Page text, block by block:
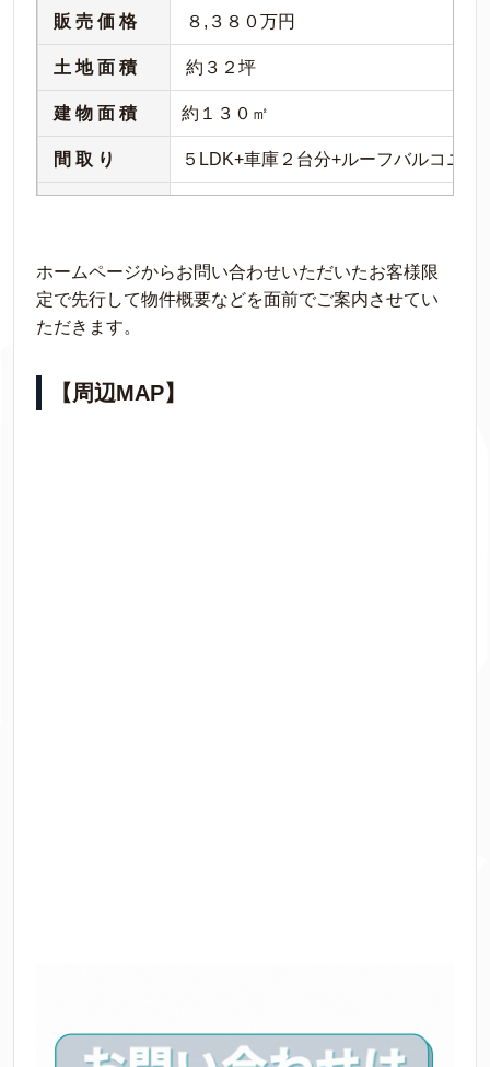
販 売 価 格 ８,３８０万円
土 地 面 積 約３２坪
建 物 面 積 約１３０㎡
間 取 り ５LDK+車庫２台分+ルーフバルコニー
現 況 更地
販売開始時期
ホームページからお問い合わせいただいたお客様限
定で先行して物件概要などを面前でご案内させてい
ただきます。
【周辺MAP】